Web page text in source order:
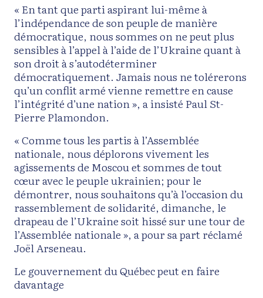
« En tant que parti aspirant lui-même à
l’indépendance de son peuple de manière
démocratique, nous sommes on ne peut plus
sensibles à l’appel à l’aide de l’Ukraine quant à
son droit à s’autodéterminer
démocratiquement. Jamais nous ne tolérerons
qu’un conflit armé vienne remettre en cause
l’intégrité d’une nation », a insisté Paul St-
Pierre Plamondon.
« Comme tous les partis à l’Assemblée
nationale, nous déplorons vivement les
agissements de Moscou et sommes de tout
cœur avec le peuple ukrainien; pour le
démontrer, nous souhaitons qu’à l’occasion du
rassemblement de solidarité, dimanche, le
drapeau de l’Ukraine soit hissé sur une tour de
l’Assemblée nationale », a pour sa part réclamé
Joël Arseneau.
Le gouvernement du Québec peut en faire
davantage